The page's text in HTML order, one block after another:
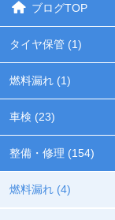
ブログTOP
タイヤ保管 (1)
燃料漏れ (1)
車検 (23)
整備・修理 (154)
燃料漏れ (4)